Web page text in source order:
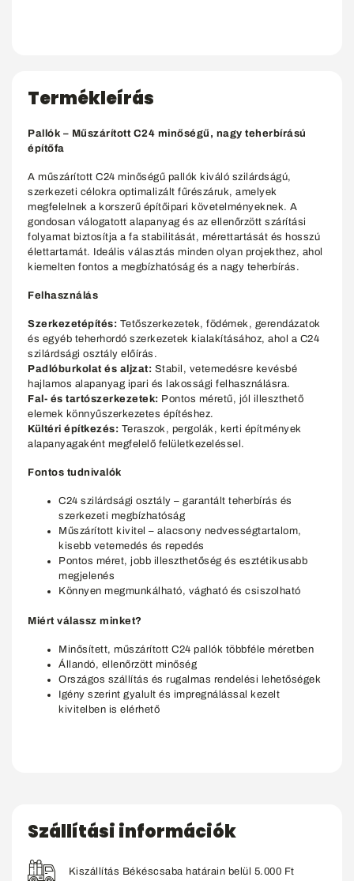
Termékleírás
Pallók – Műszárított C24 minőségű, nagy teherbírású
építőfa
A műszárított C24 minőségű pallók kiváló szilárdságú,
szerkezeti célokra optimalizált fűrészáruk, amelyek
megfelelnek a korszerű építőipari követelményeknek. A
gondosan válogatott alapanyag és az ellenőrzött szárítási
folyamat biztosítja a fa stabilitását, mérettartását és hosszú
élettartamát. Ideális választás minden olyan projekthez, ahol
kiemelten fontos a megbízhatóság és a nagy teherbírás.
Felhasználás
Szerkezetépítés: Tetőszerkezetek, födémek, gerendázatok
és egyéb teherhordó szerkezetek kialakításához, ahol a C24
szilárdsági osztály előírás.
Padlóburkolat és aljzat: Stabil, vetemedésre kevésbé
hajlamos alapanyag ipari és lakossági felhasználásra.
Fal- és tartószerkezetek: Pontos méretű, jól illeszthető
elemek könnyűszerkezetes építéshez.
Kültéri építkezés: Teraszok, pergolák, kerti építmények
alapanyagaként megfelelő felületkezeléssel.
Fontos tudnivalók
C24 szilárdsági osztály – garantált teherbírás és
szerkezeti megbízhatóság
Műszárított kivitel – alacsony nedvességtartalom,
kisebb vetemedés és repedés
Pontos méret, jobb illeszthetőség és esztétikusabb
megjelenés
Könnyen megmunkálható, vágható és csiszolható
Miért válassz minket?
Minősített, műszárított C24 pallók többféle méretben
Állandó, ellenőrzött minőség
Országos szállítás és rugalmas rendelési lehetőségek
Igény szerint gyalult és impregnálással kezelt
kivitelben is elérhető
Szállítási információk
Kiszállítás Békéscsaba határain belül 5.000 Ft